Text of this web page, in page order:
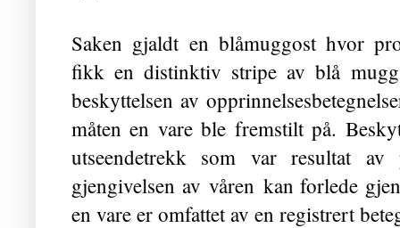
Saken gjaldt en blåmuggost hvor
fikk en distinktiv stripe av blå
beskyttelsen av
måten en vare ble fremstilt på.
utseendetrekk som var resultat av
gjengivelsen av våren kan forlede
en vare er omfattet av en registrert